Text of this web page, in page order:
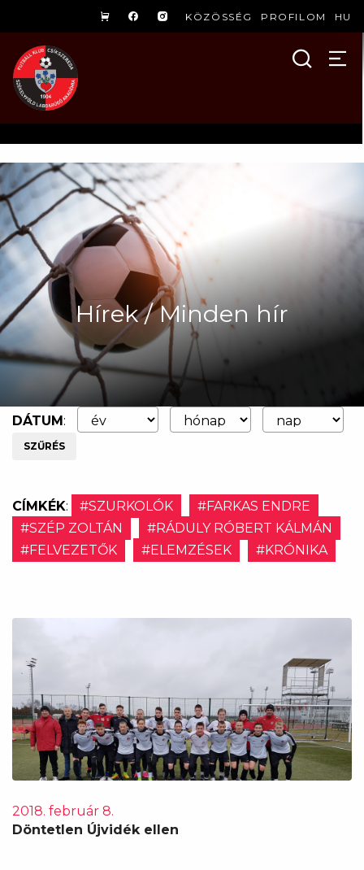
KÖZÖSSÉG PROFILOM HU
Hírek / Minden hír
DÁTUM:
SZŰRÉS
CÍMKÉK: #SZURKOLÓK
#FARKAS ENDRE
#SZÉP ZOLTÁN
#RÁDULY RÓBERT KÁLMÁN
#FELVEZETŐK
#ELEMZÉSEK #KRÓNIKA
2018. február 8.
Döntetlen Újvidék ellen